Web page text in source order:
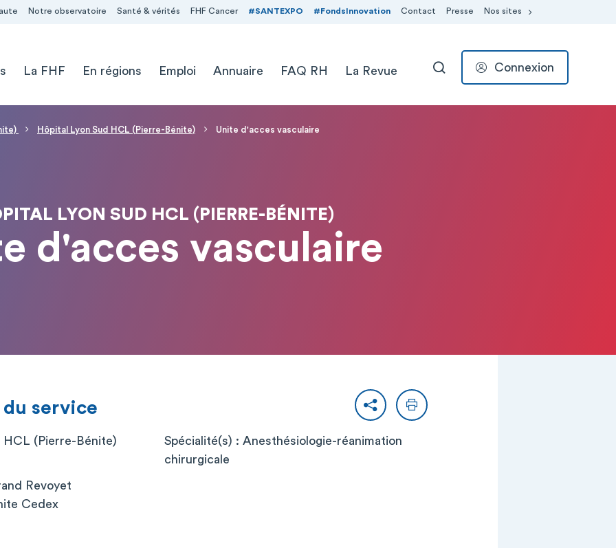
Notre observatoire Santé & vérités FHF Cancer #SANTEXPO #FondsInnovation Contact Presse Nos sites
La FHF En régions Emploi Annuaire FAQ RH La Revue RECHERCHER
Connexion
Hôpital Lyon Sud HCL (Pierre-Bénite) Unite d'acces vasculaire
LYON SUD HCL (PIERRE-BÉNITE)
d'acces vasculaire
PartagerImprimer
service
HCL (Pierre-Bénite)
Revoyet
Cedex
Spécialité(s) : Anesthésiologie-réanimation
chirurgicale